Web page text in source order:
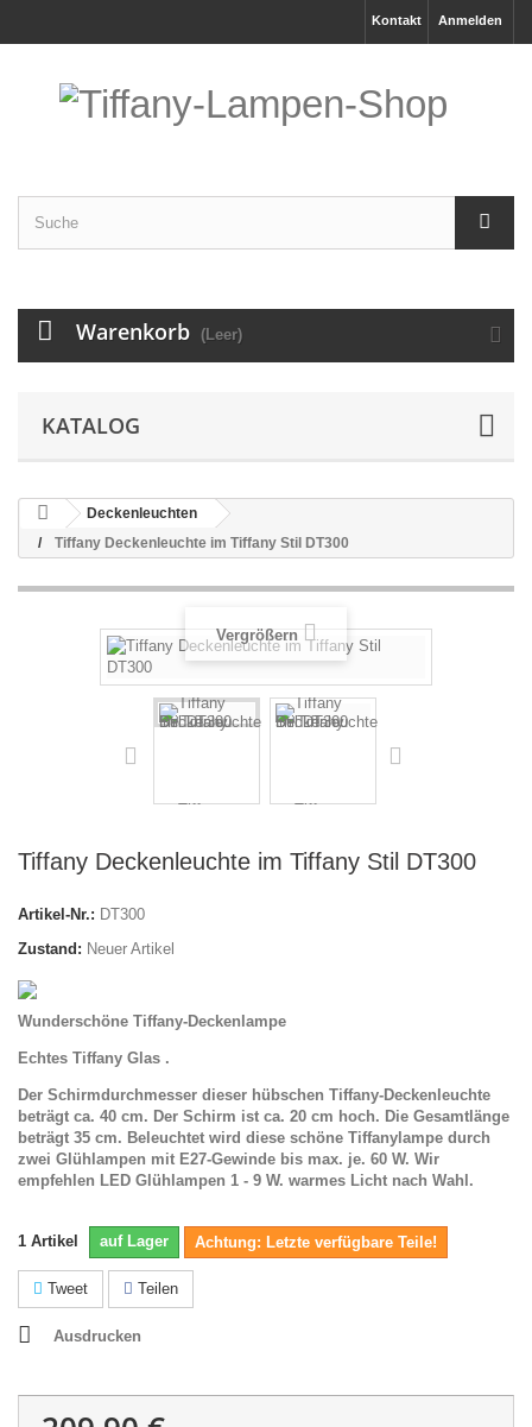
Anmelden
Kontakt
Warenkorb (Leer)
KATALOG
Deckenleuchten
Tiffany Deckenleuchte im Tiffany Stil DT300
Vergrößern
Tiffany Deckenleuchte im Tiffany Stil DT300
Artikel-Nr.: DT300
Zustand: Neuer Artikel
Wunderschöne Tiffany-Deckenlampe
Echtes Tiffany Glas .
Der Schirmdurchmesser dieser hübschen Tiffany-Deckenleuchte
beträgt ca. 40 cm. Der Schirm ist ca. 20 cm hoch. Die Gesamtlänge
beträgt 35 cm. Beleuchtet wird diese schöne Tiffanylampe durch
zwei Glühlampen mit E27-Gewinde bis max. je. 60 W. Wir
empfehlen LED Glühlampen 1 - 9 W. warmes Licht nach Wahl.
1 Artikel auf Lager Achtung: Letzte verfügbare Teile!
Tweet Teilen
Ausdrucken